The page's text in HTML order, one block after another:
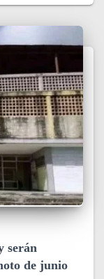
serán
de junio